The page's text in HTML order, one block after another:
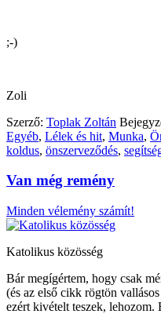
;-)
Zoli
Szerző: Toplak Zoltán
Egyéb, Lélek és hit, Munka,
koldus, önszerveződés,
Van még remény
Minden vélemény számít!
Katolikus közösség
Bár megígértem, hogy csak
(és az első cikk rögtön
ezért kivételt teszek, lehozom.